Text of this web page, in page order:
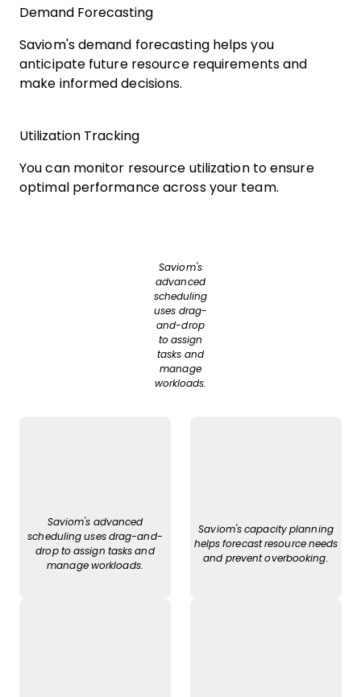
Demand Forecasting
Saviom's demand forecasting helps you
anticipate future resource requirements and
make informed decisions.
Utilization Tracking
You can monitor resource utilization to ensure
optimal performance across your team.
Saviom's
advanced
scheduling
uses drag-
and-drop
to assign
tasks and
manage
workloads.
Saviom's advanced
scheduling uses drag-and-
drop to assign tasks and
manage workloads.
Saviom's capacity planning
helps forecast resource needs
and prevent overbooking.